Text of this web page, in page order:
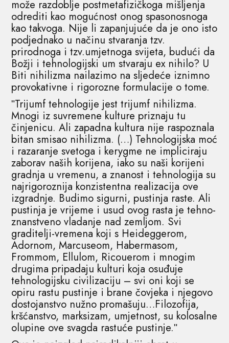
može razdoblje postmetafizičkoga mišljenja
odrediti kao mogućnost onog spasonosnoga
kao takvoga. Nije li zapanjujuće da je ono isto
podjednako u načinu stvaranja tzv.
prirodnoga i tzv.umjetnoga svijeta, budući da
Božji i tehnologijski um stvaraju ex nihilo? U
Biti nihilizma nailazimo na sljedeće iznimno
provokativne i rigorozne formulacije o tome.
ʺTrijumf tehnologije jest trijumf nihilizma.
Mnogi iz suvremene kulture priznaju tu
činjenicu. Ali zapadna kultura nije raspoznala
bitan smisao nihilizma. (…) Tehnologijska moć
i razaranje svetoga i kerygme ne impliciraju
zaborav naših korijena, iako su naši korijeni
gradnja u vremenu, a znanost i tehnologija su
najrigoroznija konzistentna realizacija ove
izgradnje. Budimo sigurni, pustinja raste. Ali
pustinja je vrijeme i usud ovog rasta je tehno-
znanstveno vladanje nad zemljom. Svi
graditelji-vremena koji s Heideggerom,
Adornom, Marcuseom, Habermasom,
Frommom, Ellulom, Ricouerom i mnogim
drugima pripadaju kulturi koja osuđuje
tehnologijsku civilizaciju – svi oni koji se
opiru rastu pustinje i brane čovjeka i njegovo
dostojanstvo nužno promašuju…Filozofija,
kršćanstvo, marksizam, umjetnost, su kolosalne
olupine ove svagda rastuće pustinje.ʺ